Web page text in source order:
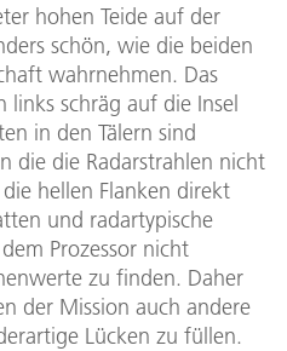
hohen Teide auf der
schön, wie die beiden
wahrnehmen. Das
links schräg auf die Insel
in den Tälern sind
die die Radarstrahlen nicht
hellen Flanken direkt
und radartypische
Prozessor nicht
zu finden. Daher
der Mission auch andere
Lücken zu füllen.